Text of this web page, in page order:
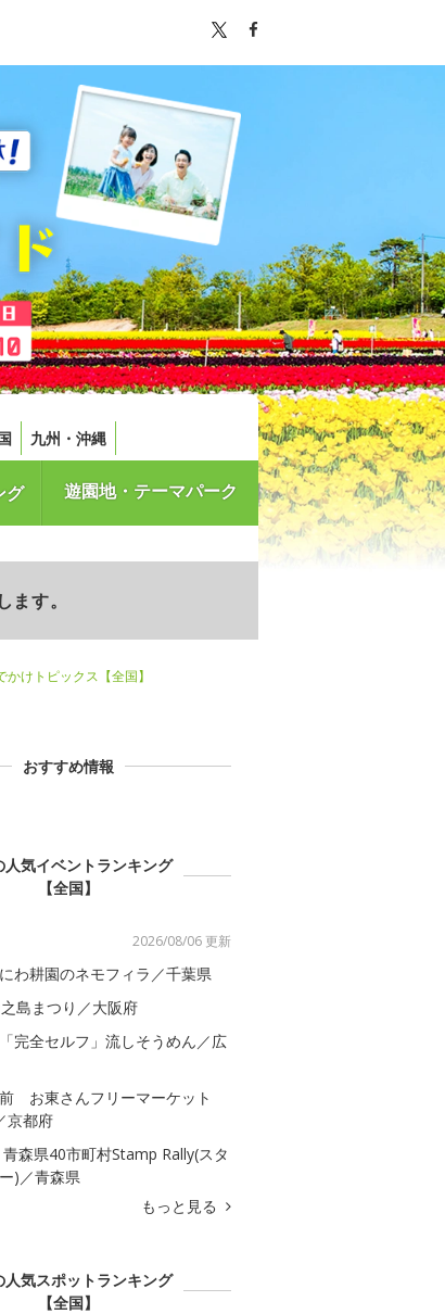
九州・沖縄
グ 遊園地・テーマパーク
す。
けトピックス【全国】
おすすめ情報
人気イベントランキング
【全国】
2026/08/06 更新
わ耕園のネモフィラ／千葉県
島まつり／大阪府
完全セルフ」流しそうめん／広
お東さんフリーマーケット
京都府
青森県40市町村Stamp Rally(スタ
)／青森県
もっと見る
人気スポットランキング
【全国】